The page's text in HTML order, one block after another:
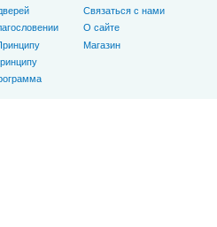
Связаться с нами
О сайте
Магазин